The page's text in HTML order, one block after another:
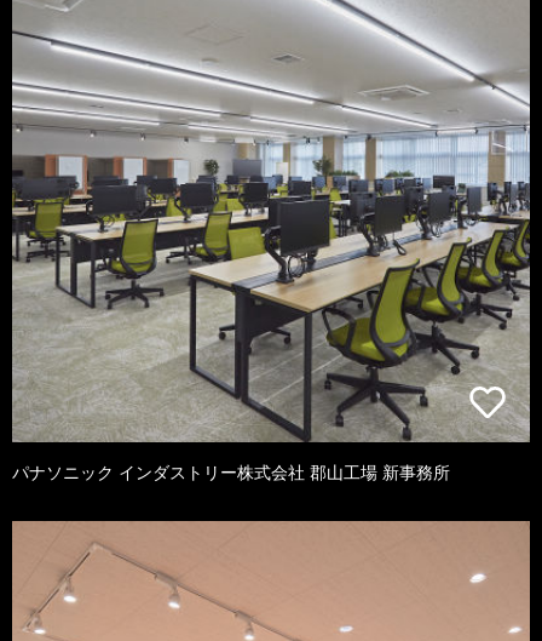
パナソニック インダストリー株式会社 郡山工場 新事務所